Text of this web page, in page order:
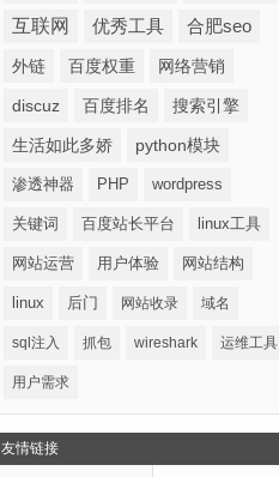
互联网
优秀工具 合肥seo
外链 百度权重 网络营销
discuz 百度排名 搜索引擎
生活如此多娇 python模块
渗透神器 PHP wordpress
关键词 百度站长平台 linux工具
网站运营 用户体验 网站结构
linux 后门 网站收录 域名
sql注入 抓包 wireshark 运维工具
用户需求
友情链接